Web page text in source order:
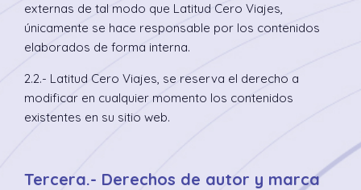
externas de tal modo que Latitud Cero Viajes,
únicamente se hace responsable por los contenidos
elaborados de forma interna.
2.2.- Latitud Cero Viajes, se reserva el derecho a
modificar en cualquier momento los contenidos
existentes en su sitio web.
Tercera.- Derechos de autor y marca